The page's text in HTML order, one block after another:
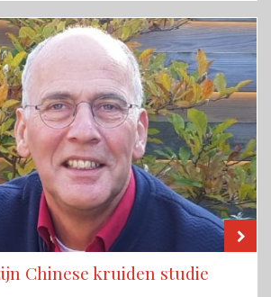
Chinese kruiden studie